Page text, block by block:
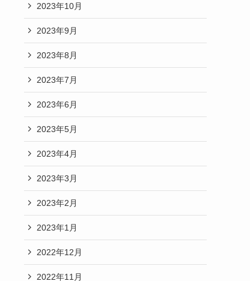
2023年10月
2023年9月
2023年8月
2023年7月
2023年6月
2023年5月
2023年4月
2023年3月
2023年2月
2023年1月
2022年12月
2022年11月